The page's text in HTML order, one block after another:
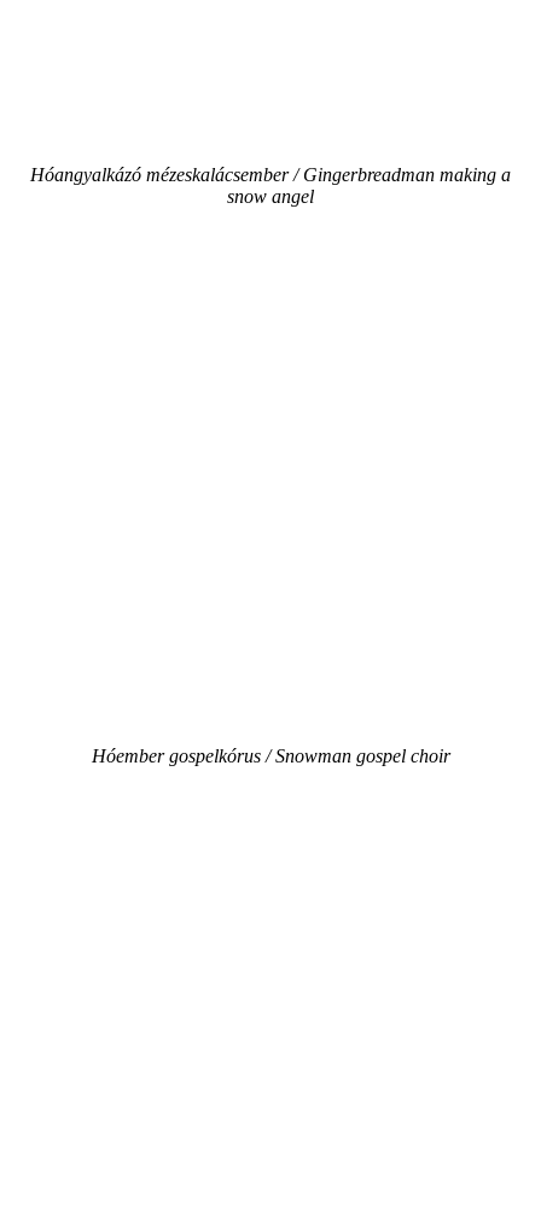
Hóangyalkázó mézeskalácsember / Gingerbreadman making a
snow angel
Hóember gospelkórus / Snowman gospel choir